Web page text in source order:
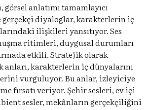
görsel anlatımı tamamlayıcı
gerçekçi diyaloglar, karakterlerin iç
ilişkileri yansıtıyor. Ses
ritimleri, duygusal durumları
etkili. Stratejik olarak
anları, karakterlerin iç dünyalarını
vurguluyor. Bu anlar, izleyiciye
fırsatı veriyor. Şehir sesleri, ev içi
sesler, mekânların gerçekçiliğini